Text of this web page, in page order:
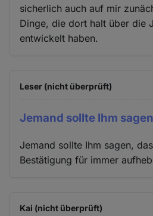
sicherlich auch auf mir
Dinge, die dort halt über die
entwickelt haben.
Leser (nicht überprüft)
Jemand sollte Ihm
Jemand sollte Ihm sagen,
Bestätigung für immer
Kai (nicht überprüft)